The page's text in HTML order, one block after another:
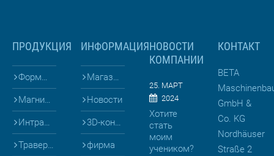
ПРОДУКЦИЯ
Формы для
Магниты и Опалубка
Интралогистика
Траверсы
ИНФОРМАЦИЯ
Магазин
Новости
3D-конфигураторы
фирма
НОВОСТИ
КОМПАНИИ
25. МАРТ
2024
Хотите
стать
моим
учеником?
КОНТАКТ
BETA
GmbH &
Co. KG
Nordhäuser
Straße 2